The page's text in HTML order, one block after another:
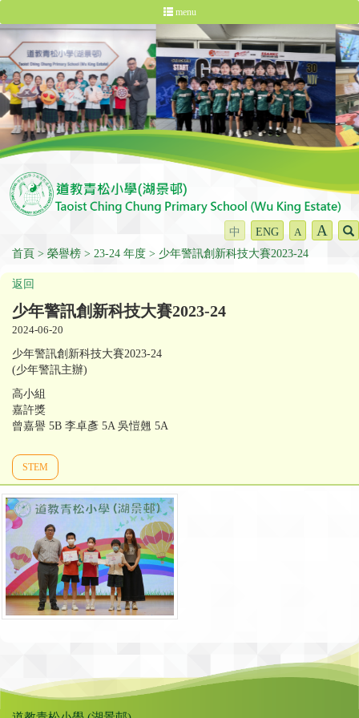
menu
中 ENG A A
首頁 榮譽榜 23-24 年度 少年警訊創新科技大賽2023-24
返回
少年警訊創新科技大賽2023-24
2024-06-20
少年警訊創新科技大賽2023-24
(少年警訊主辦)
高小組
嘉許獎
曾嘉譽 5B 李卓彥 5A 吳愷翹 5A
STEM